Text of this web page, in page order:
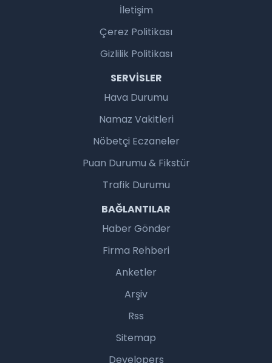
İletişim
Çerez Politikası
Gizlilik Politikası
SERVISLER
Hava Durumu
Namaz Vakitleri
Nöbetçi Eczaneler
Puan Durumu & Fikstür
Trafik Durumu
BAĞLANTILAR
Haber Gönder
Firma Rehberi
Anketler
Arşiv
Rss
Sitemap
Developers